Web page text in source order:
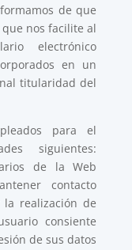
de que
nos facilite al
electrónico
en un
titularidad del
para el
siguientes:
de la Web
contacto
realización de
consiente
de sus datos